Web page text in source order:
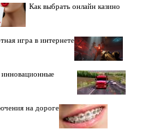
Как выбрать онлайн казино
игра в интернете
на дороге